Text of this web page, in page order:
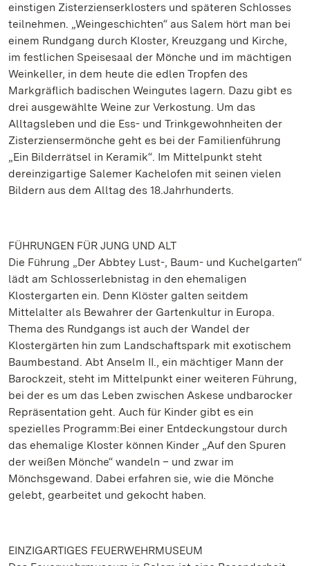
einstigen Zisterzienserklosters und späteren Schlosses
teilnehmen. „Weingeschichten“ aus Salem hört man bei
einem Rundgang durch Kloster, Kreuzgang und Kirche,
im festlichen Speisesaal der Mönche und im mächtigen
Weinkeller, in dem heute die edlen Tropfen des
Markgräflich badischen Weingutes lagern. Dazu gibt es
drei ausgewählte Weine zur Verkostung. Um das
Alltagsleben und die Ess- und Trinkgewohnheiten der
Zisterziensermönche geht es bei der Familienführung
„Ein Bilderrätsel in Keramik“. Im Mittelpunkt steht
dereinzigartige Salemer Kachelofen mit seinen vielen
Bildern aus dem Alltag des 18.Jahrhunderts.
FÜHRUNGEN FÜR JUNG UND ALT
Die Führung „Der Abbtey Lust-, Baum- und Kuchelgarten“
lädt am Schlosserlebnistag in den ehemaligen
Klostergarten ein. Denn Klöster galten seitdem
Mittelalter als Bewahrer der Gartenkultur in Europa.
Thema des Rundgangs ist auch der Wandel der
Klostergärten hin zum Landschaftspark mit exotischem
Baumbestand. Abt Anselm II., ein mächtiger Mann der
Barockzeit, steht im Mittelpunkt einer weiteren Führung,
bei der es um das Leben zwischen Askese undbarocker
Repräsentation geht. Auch für Kinder gibt es ein
spezielles Programm:Bei einer Entdeckungstour durch
das ehemalige Kloster können Kinder „Auf den Spuren
der weißen Mönche“ wandeln – und zwar im
Mönchsgewand. Dabei erfahren sie, wie die Mönche
gelebt, gearbeitet und gekocht haben.
EINZIGARTIGES FEUERWEHRMUSEUM